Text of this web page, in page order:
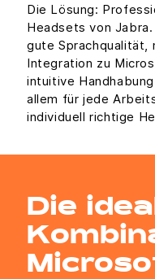
Die Lösung:
Headsets von
gute Sprachqualität,
Integration zu
intuitive
allem für jede
individuell richtige
Die